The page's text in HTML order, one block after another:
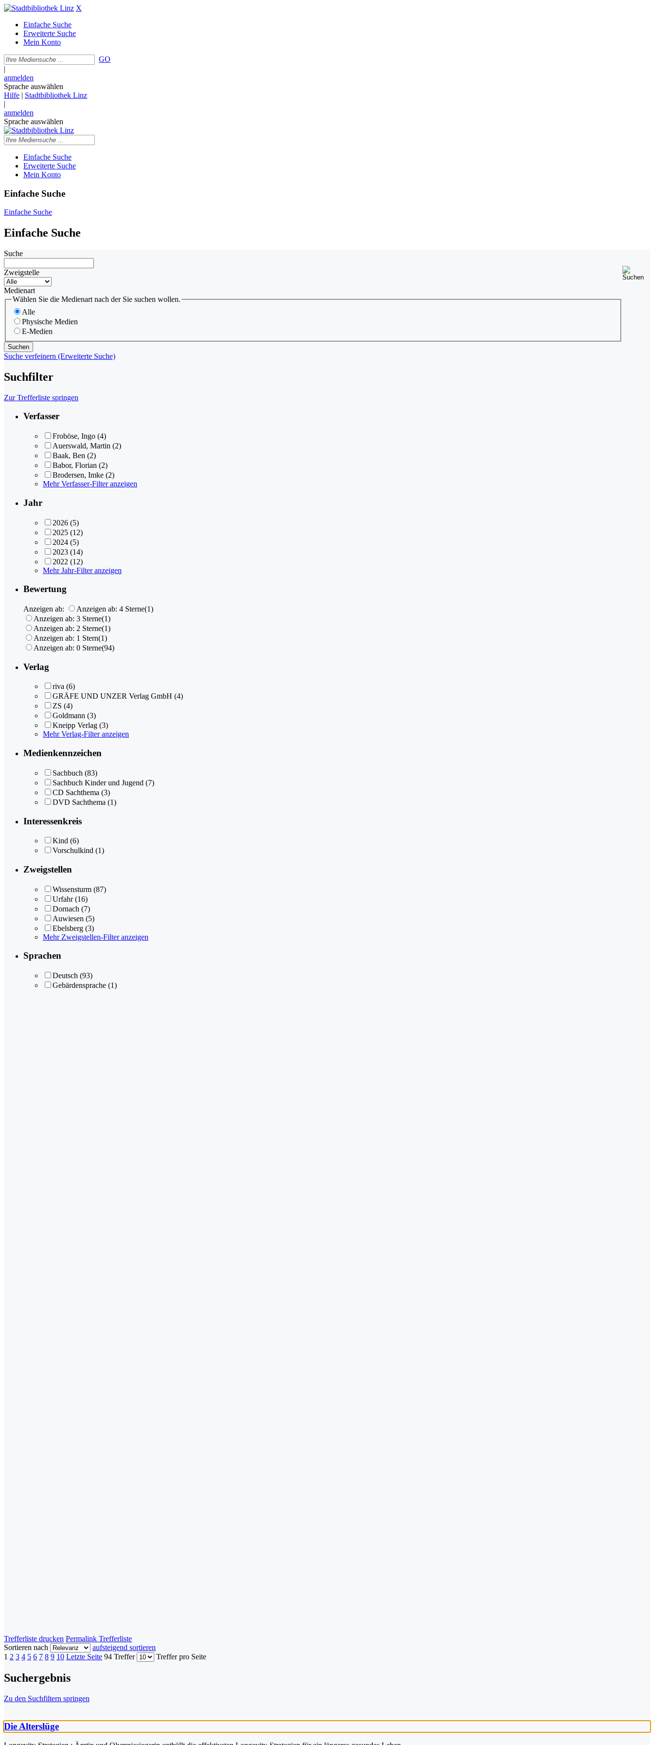
X
Einfache Suche
Erweiterte Suche
Mein Konto
GO
|
anmelden
Sprache auswählen
Hilfe | Stadtbibliothek Linz
|
anmelden
Sprache auswählen
Einfache Suche
Erweiterte Suche
Mein Konto
Einfache Suche
Einfache Suche
Einfache Suche
Suche
Zweigstelle
Medienart
Wählen Sie die Medienart nach der Sie suchen wollen.
Alle
Physische Medien
E-Medien
Suche verfeinern (Erweiterte Suche)
Suchfilter
Zur Trefferliste springen
Verfasser
Froböse, Ingo (4)
Auerswald, Martin (2)
Baak, Ben (2)
Babor, Florian (2)
Brodersen, Imke (2)
Mehr Verfasser-Filter anzeigen
Jahr
2026 (5)
2025 (12)
2024 (5)
2023 (14)
2022 (12)
Mehr Jahr-Filter anzeigen
Bewertung
Anzeigen ab: Anzeigen ab: 4 Sterne(1)
Anzeigen ab: 3 Sterne(1)
Anzeigen ab: 2 Sterne(1)
Anzeigen ab: 1 Stern(1)
Anzeigen ab: 0 Sterne(94)
Verlag
riva (6)
GRÄFE UND UNZER Verlag GmbH (4)
ZS (4)
Goldmann (3)
Kneipp Verlag (3)
Mehr Verlag-Filter anzeigen
Medienkennzeichen
Sachbuch (83)
Sachbuch Kinder und Jugend (7)
CD Sachthema (3)
DVD Sachthema (1)
Interessenkreis
Kind (6)
Vorschulkind (1)
Zweigstellen
Wissensturm (87)
Urfahr (16)
Dornach (7)
Auwiesen (5)
Ebelsberg (3)
Mehr Zweigstellen-Filter anzeigen
Sprachen
Deutsch (93)
Gebärdensprache (1)
Trefferliste drucken Permalink Trefferliste
Sortieren nach
aufsteigend sortieren
1 2 3 4 5 6 7 8 9 10 Letzte Seite 94 Treffer Treffer pro Seite
Suchergebnis
Zu den Suchfiltern springen
Die Alterslüge